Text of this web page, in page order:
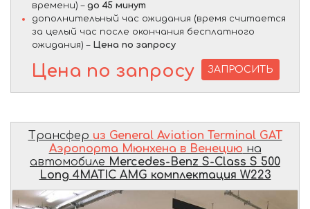
времени) – до 45 минут
дополнительный час ожидания (время считается
за целый час после окончания бесплатного
ожидания) – Цена по запросу
Цена по запросу ЗАПРОСИТЬ
Трансфер из General Aviation Terminal GAT
Аэропорта Мюнхена в Венецию на
автомобиле Mercedes-Benz S-Class S 500
Long 4MATIC AMG комплектация W223